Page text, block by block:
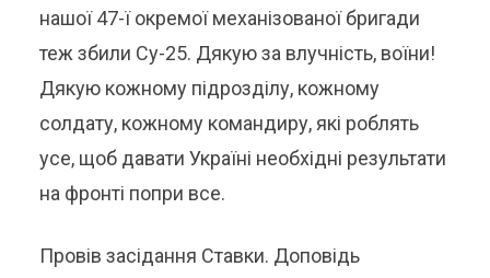
нашої 47-ї окремої механізованої бригади
теж збили Су-25. Дякую за влучність, воїни!
Дякую кожному підрозділу, кожному
солдату, кожному командиру, які роблять
усе, щоб давати Україні необхідні результати
на фронті попри все.
Провів засідання Ставки. Доповідь